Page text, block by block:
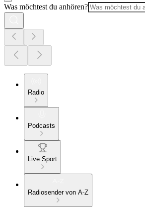
Was möchtest du anhören?
Radio
Podcasts
Live Sport
Radiosender von A-Z